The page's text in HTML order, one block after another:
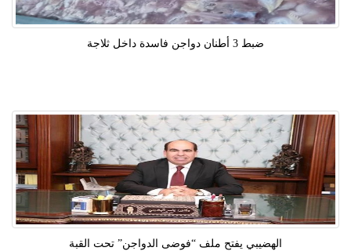
ضبط 3 أطنان دواجن فاسدة داخل ثلاجة
الهضيبي يفتح ملف “فوضى الدواجن” تحت القبة